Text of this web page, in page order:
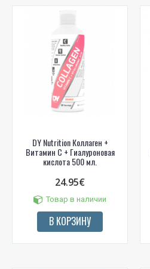
DY Nutrition Коллаген +
Витамин С + Гиалуроновая
кислота 500 мл.
24.95€
Товар в наличии
В КОРЗИНУ